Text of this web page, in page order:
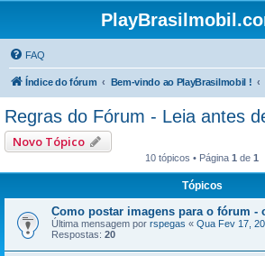
FAQ
Índice do fórum Bem-vindo ao PlayBrasilmobil !
Regras do Fórum - Leia antes
Novo Tópico
10 tópicos • Página 1 de 1
Tópicos
Como postar imagens para o fórum -
Última mensagem por rspegas « Qua Fev 17,
Respostas: 20